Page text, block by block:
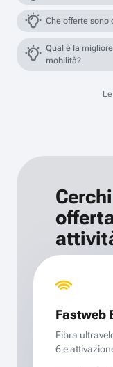
Che offerte sono
Qual è la
mobilità?
Fastweb
Fibra
6 e